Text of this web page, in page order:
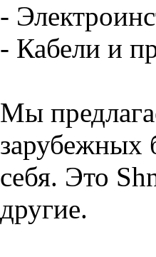
-
- Кабели и
Мы
зарубежных
себя. Это
другие.